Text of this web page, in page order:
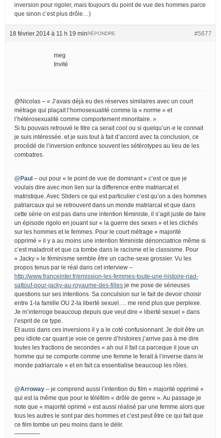
inversion pour rigoler, mais toujours du point de vue des hommes parce
que sinon c’est plus drôle…)
18 février 2014 à 11 h 19 min #5677
RÉPONDRE
meg
Invité
@Nicolas – « J’avais déjà eu des réserves similaires avec un court
métrage qui plaçait l’homosexualité comme la « norme » et
l’hétérosexualité comme comportement minoritaire. »
Si tu pouvais retrouvé le titre ca serait cool ou si quelqu’un·e le connait
je suis intéressée. et je suis tout à fait d’accord avec ta conclusion, ce
procédé de l’inversion enfonce souvent les sétérotypes au lieu de les
combatres.
@Paul – oui pour « le point de vue de dominant » c’est ce que je
voulais dire avec mon lien sur la difference entre matriarcat et
matristique. Avec Sliders ce qui est particulier c’est qu’on a des hommes
patriarcaux qui se retrouvent dans un monde matriarcal et que dans
cette série on est pas dans une intention féministe, il s’agit juste de faire
un épisode rigolo en jouant sur « la guerre des sexes » et les clichés
sur les hommes et le femmes. Pour le court métrage « majorité
opprimé » il y a au moins une intention féministe dénonciatrice même si
c’est maladroit et que ca tombe dans le racisme et le classisme. Pour
« Jacky » le féminisme semble être un cache-sexe grossier. Vu les
propos tenus par le réal dans cet interview –
http://www.franceinter.fr/emission-les-femmes-toute-une-histoire-riad-
sattouf-pour-jacky-au-royaume-des-filles je me pose de sérieuses
questions sur ses intentions. Sa conculsion sur le fait de devoir choisir
entre 1-la famille OU 2-la liberté sexuel…. me rend plus que perplexe.
Je m’interroge beaucoup depuis que veut dire « liberté sexuel » dans
l’esprit de ce type.
Et aussi dans ces inversions il y a le coté confusionnant. Je doit être un
peu idiote car quant je voie ce genre d’histoires j’arrive pas à me dire
toutes les fractions de secondes « ah oui il fait ca parceque il joue un
homme qui se comporte comme une femme le ferait à l’inverse dans le
monde patriarcale » et en fait ca essentialise beaucoup les rôles.
@Arroway – je comprend aussi l’intention du film « majorité opprimé »
qui est la même que pour le téléfilm « drôle de genre ». Au passage je
note que « majorité oprimé » est aussi réalisé par une femme alors que
tous les autres le sont par des hommes et c’est peut être ce qui fait que
ce film tombe un peu moins dans le délir.
————-